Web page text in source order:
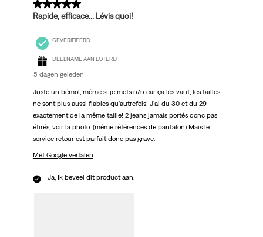
5 van 5 sterren.
Rapide, efficace... Lévis quoi!
GEVERIFIEERD
DEELNAME AAN LOTERIJ
5 dagen geleden
Juste un bémol, même si je mets 5/5 car ça les vaut, les tailles
ne sont plus aussi fiables qu'autrefois! J'ai du 30 et du 29
exactement de la même taille! 2 jeans jamais portés donc pas
étirés, voir la photo. (même références de pantalon) Mais le
service retour est parfait donc pas grave.
Met Google vertalen
Ja, Ik beveel dit product aan.